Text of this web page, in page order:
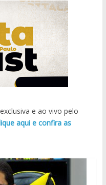
e ao vivo pelo
aqui e confira as